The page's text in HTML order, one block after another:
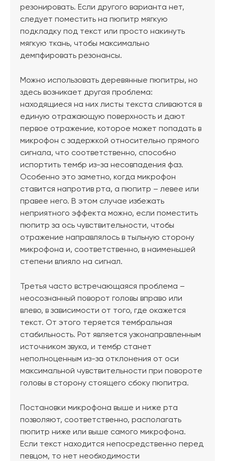
резонировать. Если другого варианта нет,
следует поместить на пюпитр мягкую
подкладку под текст или просто накинуть
мягкую ткань, чтобы максимально
демпфировать резонансы.
Можно использовать деревянные пюпитры, но
здесь возникает другая проблема:
находящиеся на них листы текста сливаются в
единую отражающую поверхность и дают
первое отражение, которое может попадать в
микрофон с задержкой относительно прямого
сигнала, что соответственно, способно
испортить тембр из-за несовпадения фаз.
Особенно это заметно, когда микрофон
ставится напротив рта, а пюпитр – левее или
правее него. В этом случае избежать
неприятного эффекта можно, если поместить
пюпитр за ось чувствительности, чтобы
отражение направлялось в тыльную сторону
микрофона и, соответственно, в наименьшей
степени влияло на сигнал.
Третья часто встречающаяся проблема –
неосознанный поворот головы вправо или
влево, в зависимости от того, где окажется
текст. От этого теряется тембральная
стабильность. Рот является узконаправленным
источником звука, и тембр станет
неполноценным из-за отклонения от оси
максимальной чувствительности при повороте
головы в сторону стоящего сбоку пюпитра.
Постановки микрофона выше и ниже рта
позволяют, соответственно, располагать
пюпитр ниже или выше самого микрофона.
Если текст находится непосредственно перед
певцом, то нет необходимости